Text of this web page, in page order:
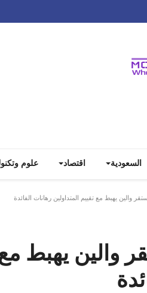
السعودية اقتصاد علوم
والين يهبط مع تقييم المتداولين رهانات الفائدة
والين يهبط